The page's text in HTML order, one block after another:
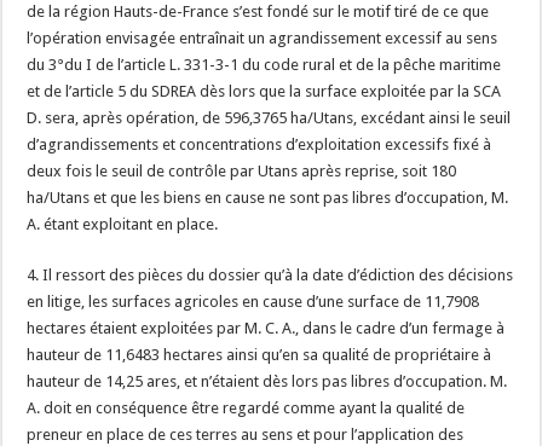
de la région Hauts-de-France s’est fondé sur le motif tiré de ce que
l’opération envisagée entraînait un agrandissement excessif au sens
du 3°du I de l’article L. 331-3-1 du code rural et de la pêche maritime
et de l’article 5 du SDREA dès lors que la surface exploitée par la SCA
D. sera, après opération, de 596,3765 ha/Utans, excédant ainsi le seuil
d’agrandissements et concentrations d’exploitation excessifs fixé à
deux fois le seuil de contrôle par Utans après reprise, soit 180
ha/Utans et que les biens en cause ne sont pas libres d’occupation, M.
A. étant exploitant en place.
4. Il ressort des pièces du dossier qu’à la date d’édiction des décisions
en litige, les surfaces agricoles en cause d’une surface de 11,7908
hectares étaient exploitées par M. C. A., dans le cadre d’un fermage à
hauteur de 11,6483 hectares ainsi qu’en sa qualité de propriétaire à
hauteur de 14,25 ares, et n’étaient dès lors pas libres d’occupation. M.
A. doit en conséquence être regardé comme ayant la qualité de
preneur en place de ces terres au sens et pour l’application des